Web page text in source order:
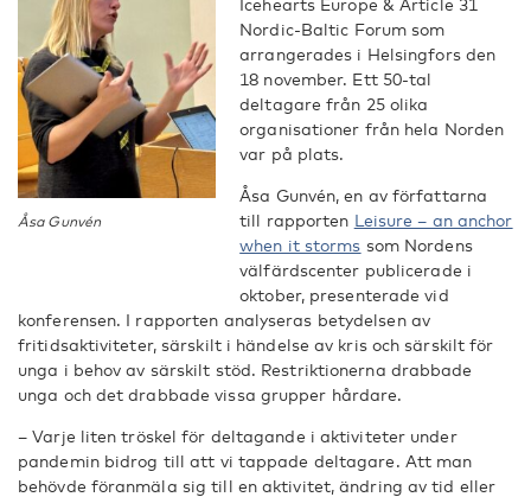
Åsa Gunvén
Icehearts Europe & Article 31
Nordic-Baltic Forum som
arrangerades i Helsingfors den
18 november. Ett 50-tal
deltagare från 25 olika
organisationer från hela Norden
var på plats.
Åsa Gunvén, en av författarna
till rapporten Leisure – an anchor
when it storms som Nordens
välfärdscenter publicerade i
oktober, presenterade vid
konferensen. I rapporten analyseras betydelsen av
fritidsaktiviteter, särskilt i händelse av kris och särskilt för
unga i behov av särskilt stöd. Restriktionerna drabbade
unga och det drabbade vissa grupper hårdare.
– Varje liten tröskel för deltagande i aktiviteter under
pandemin bidrog till att vi tappade deltagare. Att man
behövde föranmäla sig till en aktivitet, ändring av tid eller